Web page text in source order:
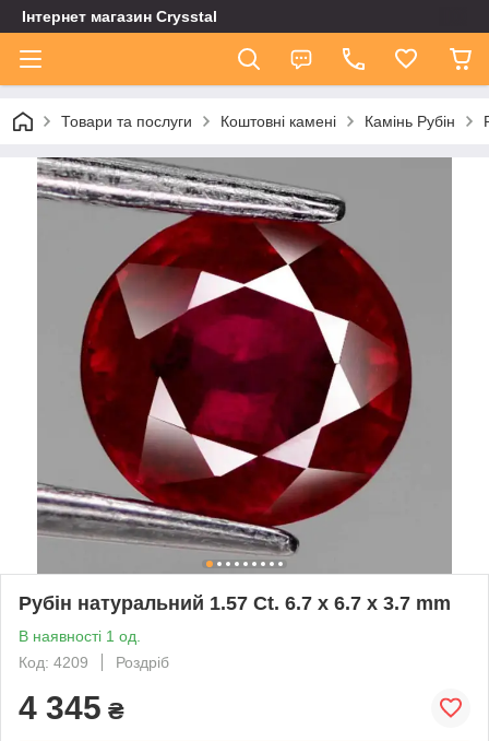
Інтернет магазин Сrysstal
Товари та послуги Коштовні камені Камінь Рубін
Рубін натуральний 1.57 Ct. 6.7 x 6.7 x 3.7 mm
В наявності 1 од.
Код: 4209
Роздріб
4 345 ₴